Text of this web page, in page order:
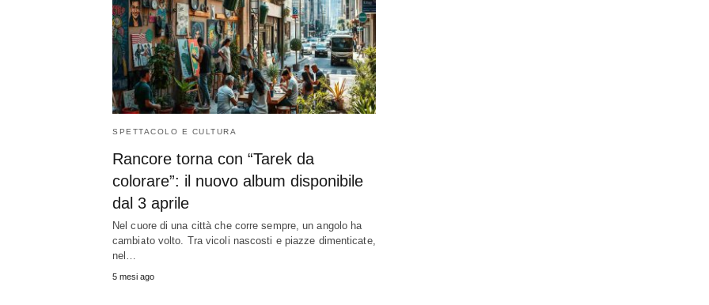
SPETTACOLO E CULTURA
Rancore torna con “Tarek da
colorare”: il nuovo album disponibile
dal 3 aprile
Nel cuore di una città che corre sempre, un angolo ha
cambiato volto. Tra vicoli nascosti e piazze dimenticate,
nel…
5 mesi ago